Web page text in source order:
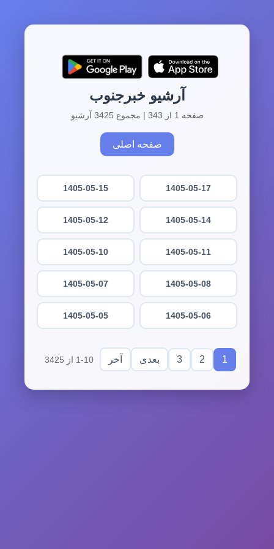
آرشیو خبرجنوب
صفحه 1 از 343 | مجموع 3425 آرشیو
صفحه اصلی
1405-05-17
1405-05-15
1405-05-14
1405-05-12
1405-05-11
1405-05-10
1405-05-08
1405-05-07
1405-05-06
1405-05-05
1
2
3 بعدی آخر 1-10 از 3425